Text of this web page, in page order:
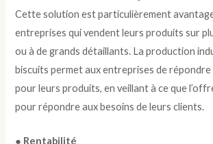
Cette solution est particulièrement
entreprises qui vendent leurs produits sur
ou à de grands détaillants. La production
biscuits permet aux entreprises de répondre
pour leurs produits, en veillant à ce que
pour répondre aux besoins de leurs clients.
● Rentabilité